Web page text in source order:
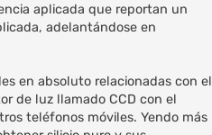
aplicada que reportan un
adelantándose en
en absoluto relacionadas con el
de luz llamado CCD con el
teléfonos móviles. Yendo más